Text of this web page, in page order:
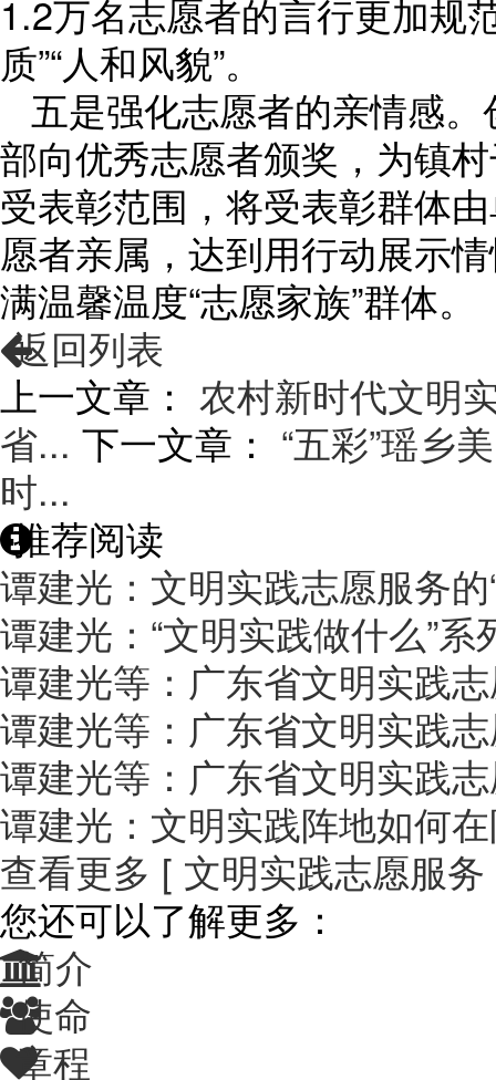
1.2万名志愿者的言行更加规
质”“人和风貌”。
五是强化志愿者的亲情感
部向优秀志愿者颁奖，为镇
受表彰范围，将受表彰群体
愿者亲属，达到用行动展示
满温馨温度“志愿家族”群体。
返回列表
上一文章： 农村新时代文明
省... 下一文章： “五彩”瑶乡
时...
推荐阅读
谭建光：文明实践志愿服务的
谭建光：“文明实践做什么”
谭建光等：广东省文明实践
谭建光等：广东省文明实践
谭建光等：广东省文明实践
谭建光：文明实践阵地如何
查看更多 [ 文明实践志愿服
您还可以了解更多：
简介
使命
章程